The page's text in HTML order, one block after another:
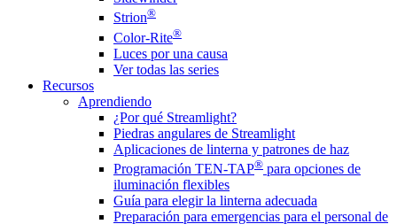
Strion®
Color-Rite®
Luces por una causa
Ver todas las series
Recursos
Aprendiendo
¿Por qué Streamlight?
Piedras angulares de Streamlight
Aplicaciones de linterna y patrones de haz
Programación TEN-TAP® para opciones de
iluminación flexibles
Guía para elegir la linterna adecuada
Preparación para emergencias para el personal de